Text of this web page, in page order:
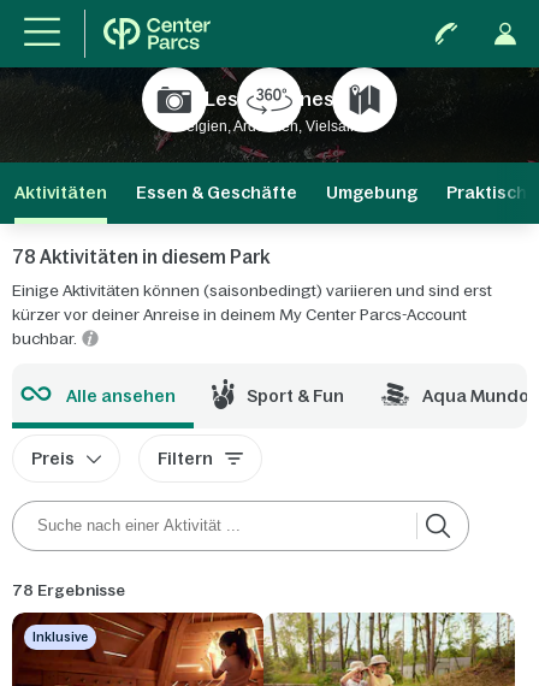
Les Ardennes
Belgien, Ardennen, Vielsalm
Aktivitäten Essen & Geschäfte Umgebung
78 Aktivitäten in diesem Park
Einige Aktivitäten können (saisonbedingt) variieren und sind erst
kürzer vor deiner Anreise in deinem My Center Parcs-Account
buchbar.
Alle ansehen Sport & Fun Aqua Mundo
Preis Filtern
78 Ergebnisse
Inklusive